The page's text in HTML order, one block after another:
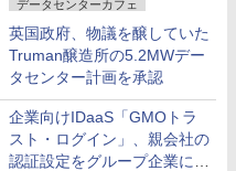
データセンターカフェ
英国政府、物議を醸していた
Truman醸造所の5.2MWデー
タセンター計画を承認
企業向けIDaaS「GMOトラ
スト・ログイン」、親会社の
認証設定をグループ企業に展